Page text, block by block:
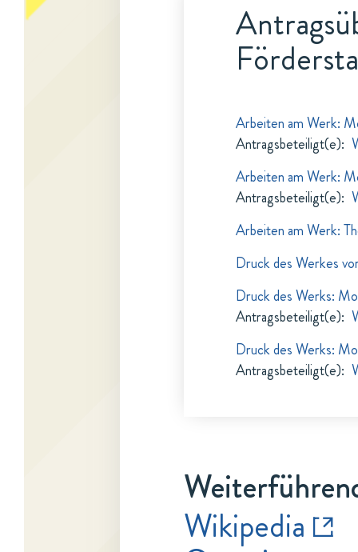
Arbeiten am Werk:
Antragsbeteiligt(e):
Arbeiten am Werk:
Antragsbeteiligt(e):
Arbeiten am Werk:
Druck des Werkes
Druck des Werks:
Antragsbeteiligt(e):
Druck des Werks:
Antragsbeteiligt(e):
Wikipedia